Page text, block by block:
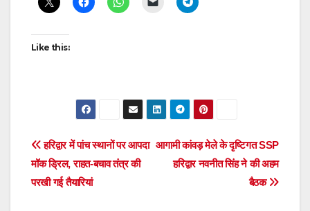
Like this:
Post
navigation
आगामी कांवड़ मेले के दृष्टिगत SSP
हरिद्वार नवनीत सिंह ने की अहम
बैठक
हरिद्वार में पांच स्थानों पर आपदा
मॉक ड्रिल, राहत-बचाव तंत्र की
परखी गई तैयारियां